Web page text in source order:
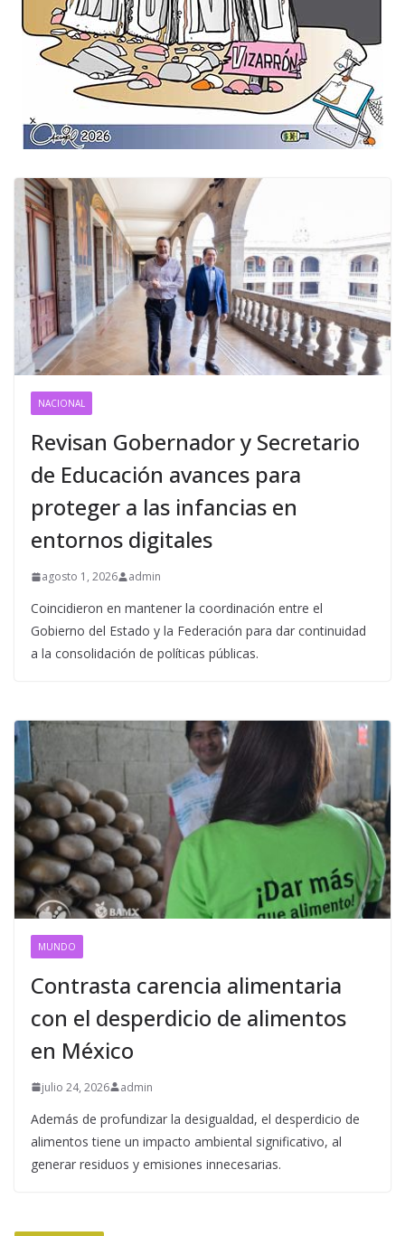
NACIONAL
Revisan Gobernador y Secretario
de Educación avances para
proteger a las infancias en
entornos digitales
agosto 1, 2026 admin
Coincidieron en mantener la coordinación entre el
Gobierno del Estado y la Federación para dar continuidad
a la consolidación de políticas públicas.
MUNDO
Contrasta carencia alimentaria
con el desperdicio de alimentos
en México
julio 24, 2026 admin
Además de profundizar la desigualdad, el desperdicio de
alimentos tiene un impacto ambiental significativo, al
generar residuos y emisiones innecesarias.